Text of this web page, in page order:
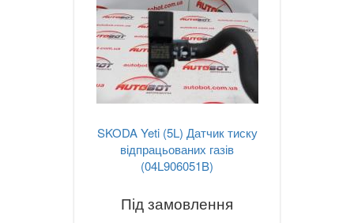
SKODA Yeti (5L) Датчик тиску
відпрацьованих газів
(04L906051B)
Під замовлення